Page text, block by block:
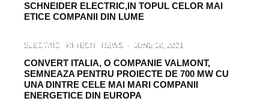
SCHNEIDER ELECTRIC,IN TOPUL CELOR MAI
ETICE COMPANII DIN LUME
ANALIZA FLUXULUI DE SARCINĂ PENTRU
ELECTRIC HI-TECH NEWS · JUNE 18, 2021
CONVERT ITALIA, O COMPANIE VALMONT,
SEMNEAZA PENTRU PROIECTE DE 700 MW CU
UNA DINTRE CELE MAI MARI COMPANII
ENERGETICE DIN EUROPA